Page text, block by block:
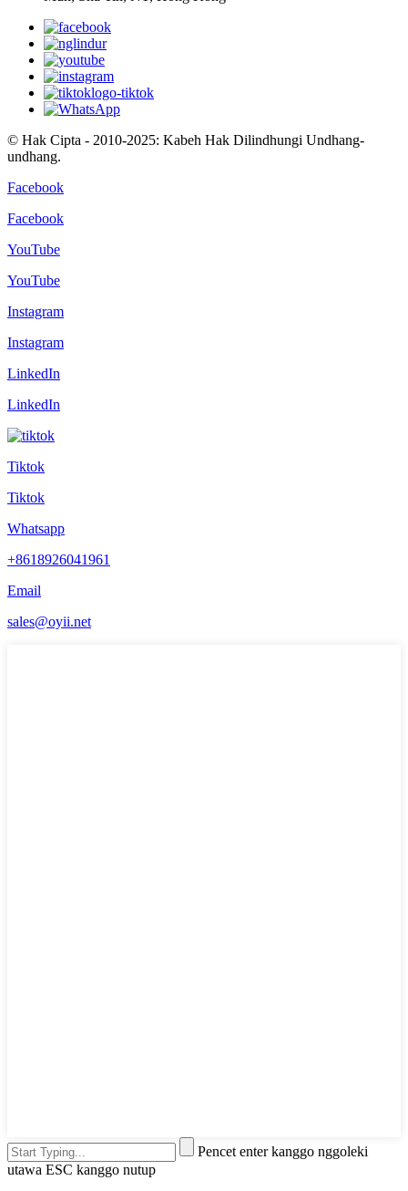
© Hak Cipta - 2010-2025: Kabeh Hak Dilindhungi Undhang-
undhang.
Facebook
Facebook
YouTube
YouTube
Instagram
Instagram
LinkedIn
LinkedIn
Tiktok
Tiktok
Whatsapp
+8618926041961
Email
sales@oyii.net
Pencet enter kanggo nggoleki
utawa ESC kanggo nutup